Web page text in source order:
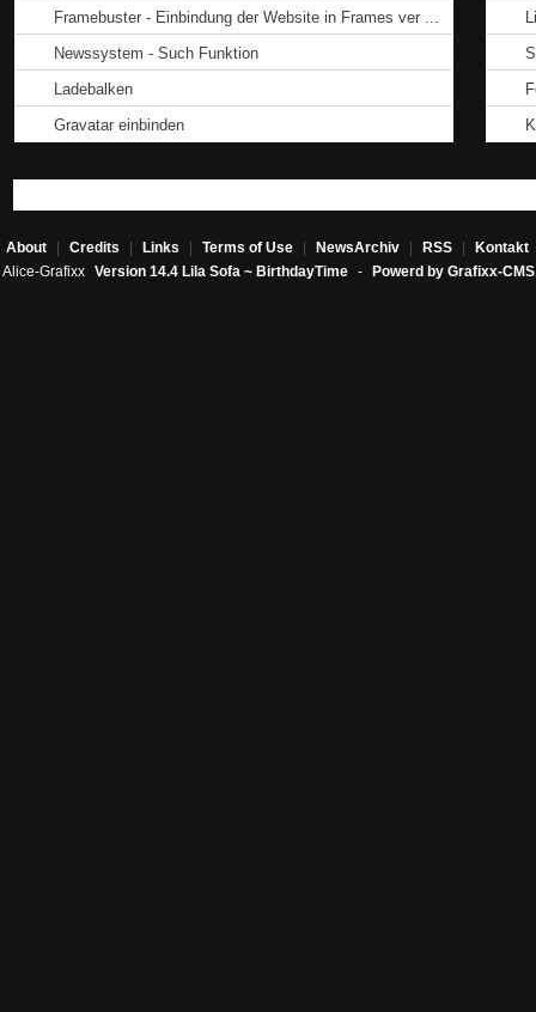
Framebuster - Einbindung der Website in Frames ver ...
Newssystem - Such Funktion
Ladebalken
Gravatar einbinden
About Credits Links Terms of Use NewsArchiv RSS Kontakt
Alice-Grafixx Version 14.4 Lila Sofa ~ BirthdayTime - Powerd by Grafixx-CMS